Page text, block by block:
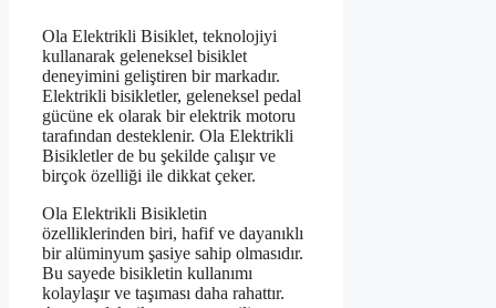
Ola Elektrikli Bisiklet, teknolojiyi
kullanarak geleneksel bisiklet
deneyimini geliştiren bir markadır.
Elektrikli bisikletler, geleneksel pedal
gücüne ek olarak bir elektrik motoru
tarafından desteklenir. Ola Elektrikli
Bisikletler de bu şekilde çalışır ve
birçok özelliği ile dikkat çeker.
Ola Elektrikli Bisikletin
özelliklerinden biri, hafif ve dayanıklı
bir alüminyum şasiye sahip olmasıdır.
Bu sayede bisikletin kullanımı
kolaylaşır ve taşıması daha rahattır.